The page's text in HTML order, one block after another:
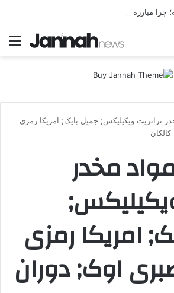
ترانزیت ویکیلیکس; جمیل بایک; امریکا رمزی
مخدر
امریکا رمزی
اوک; دوران